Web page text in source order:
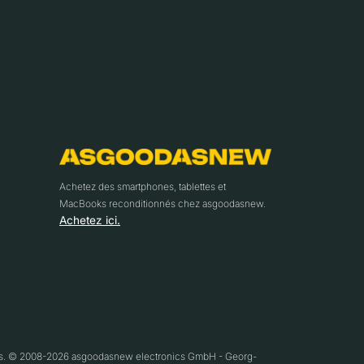
Achetez des smartphones, tablettes et
MacBooks reconditionnés chez asgoodasnew.
Achetez ici.
© 2008-2026 asgoodasnew electronics GmbH - Georg-